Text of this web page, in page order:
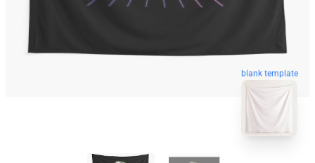
blank template